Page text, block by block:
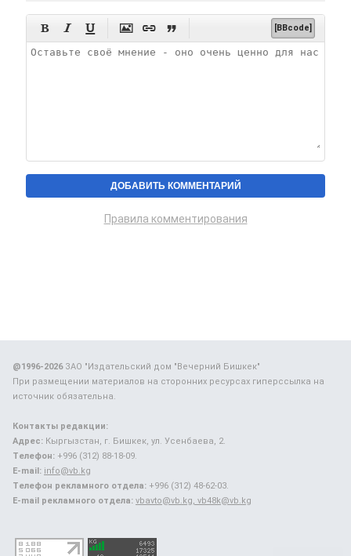
      [BBcode]
Правила комментирования
@1996-2026ЗАО "Издательский дом "Вечерний Бишкек"
При размещении материалов на сторонних ресурсах гиперссылка на
источник обязательна.
Контакты редакции:
Адрес: Кыргызстан, г. Бишкек, ул. Усенбаева, 2.
Телефон: +996 (312) 88-18-09.
E-mail: info@vb.kg
Телефон рекламного отдела: +996 (312) 48-62-03.
E-mail рекламного отдела: vbavto@vb.kg, vb48k@vb.kg